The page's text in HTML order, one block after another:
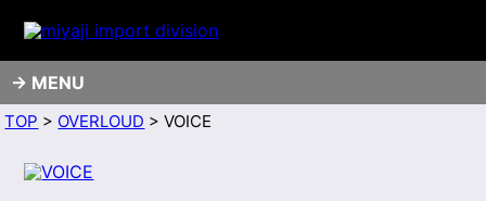
MENU
TOP > OVERLOUD > VOICE